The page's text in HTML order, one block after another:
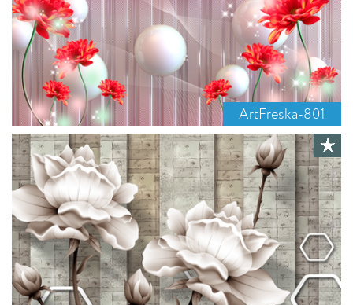
ArtFreska-801